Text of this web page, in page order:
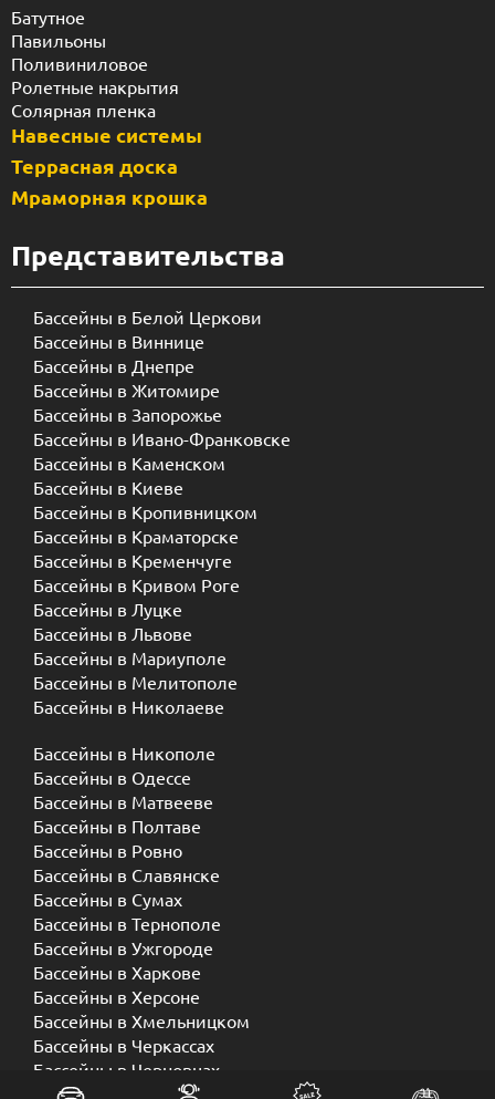
Батутное
Павильоны
Поливиниловое
Ролетные накрытия
Солярная пленка
Навесные системы
Террасная доска
Мраморная крошка
Представительства
Бассейны в Белой Церкови
Бассейны в Виннице
Бассейны в Днепре
Бассейны в Житомире
Бассейны в Запорожье
Бассейны в Ивано-Франковске
Бассейны в Каменском
Бассейны в Киеве
Бассейны в Кропивницком
Бассейны в Краматорске
Бассейны в Кременчуге
Бассейны в Кривом Роге
Бассейны в Луцке
Бассейны в Львове
Бассейны в Мариуполе
Бассейны в Мелитополе
Бассейны в Николаеве
Бассейны в Никополе
Бассейны в Одессе
Бассейны в Матвееве
Бассейны в Полтаве
Бассейны в Ровно
Бассейны в Славянске
Бассейны в Сумах
Бассейны в Тернополе
Бассейны в Ужгороде
Бассейны в Харкове
Бассейны в Херсоне
Бассейны в Хмельницком
Бассейны в Черкассах
Бассейны в Черновцах
Бассейны в Чернигове